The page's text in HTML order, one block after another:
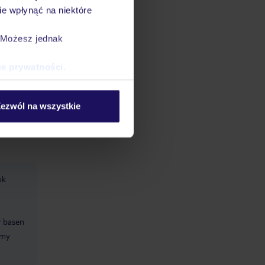
wpłynąć na niektóre
jednak
prywatności
na wszystkie
są
i
basen